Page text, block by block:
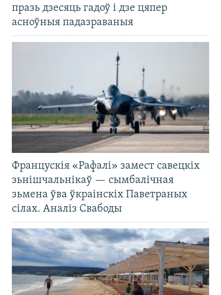
празь дзесяць гадоў і дзе цяпер
асноўныя падазраваныя
Францускія «Рафалі» замест савецкіх
зьнішчальнікаў — сымбалічная
зьмена ўва ўкраінскіх Паветраных
сілах. Аналіз Свабоды